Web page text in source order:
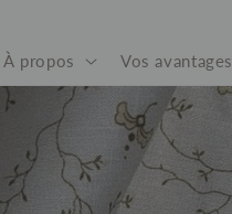
À propos Vos avantages